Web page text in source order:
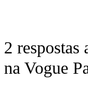
2
na Vogue